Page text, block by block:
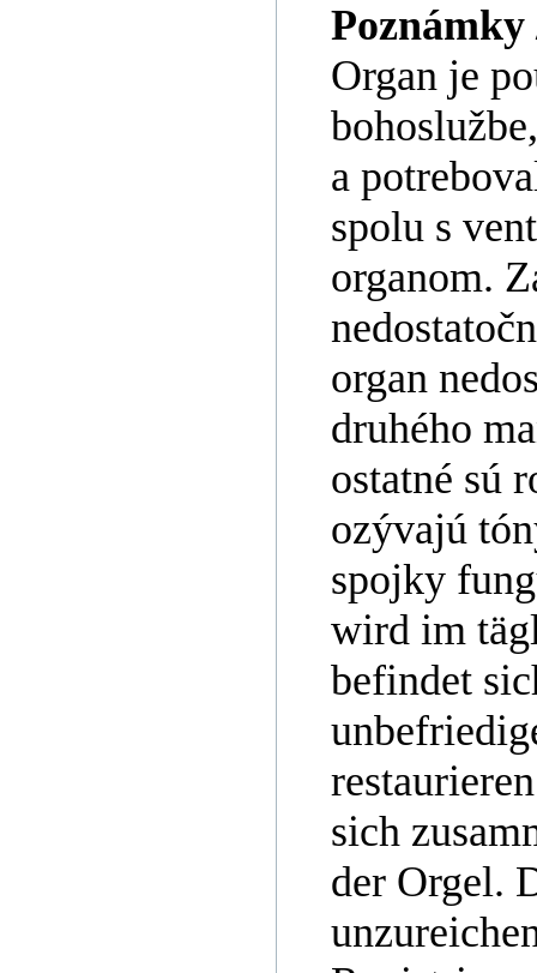
Organ je
a
spolu s
organom.
organ
druhého
ostatné sú
ozývajú
spojky
wird im
befindet
sich
der Orgel.